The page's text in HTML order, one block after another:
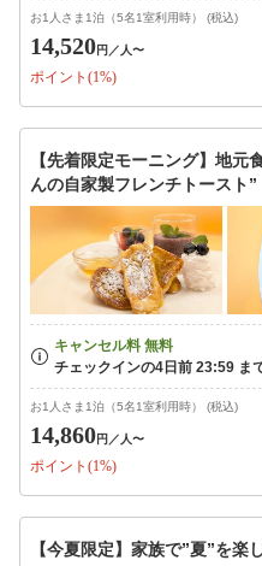
お1人さま1泊（5名1室利用時） (税込)
14,520円 ／人〜
ポイント(1%)
【先着限定モーニング】地元
んの自家製フレンチトース
お1人さま1泊（5名1室利用時） (税込)
14,860円 ／人〜
ポイント(1%)
【今夏限定】家族で”夏”を楽